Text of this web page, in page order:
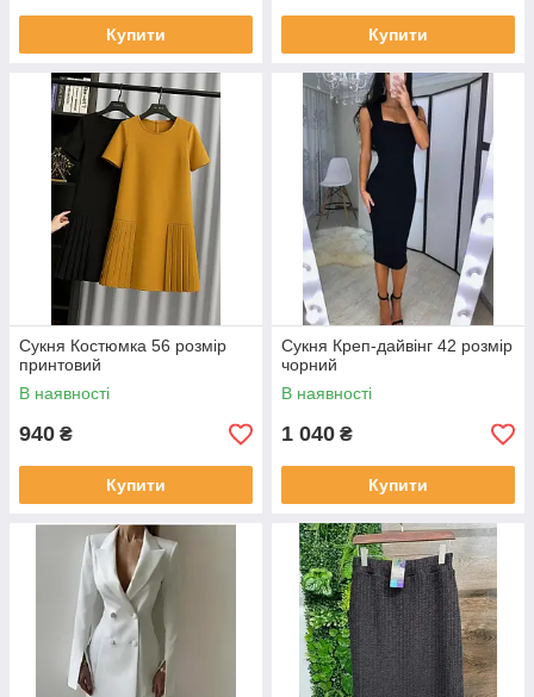
Купити Купити
Сукня Костюмка 56 розмір
принтовий
В наявності
940 ₴
Купити
Сукня Креп-дайвінг 42 розмір
чорний
В наявності
1 040 ₴
Купити